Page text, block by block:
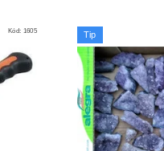
Kód: 1605 Tip